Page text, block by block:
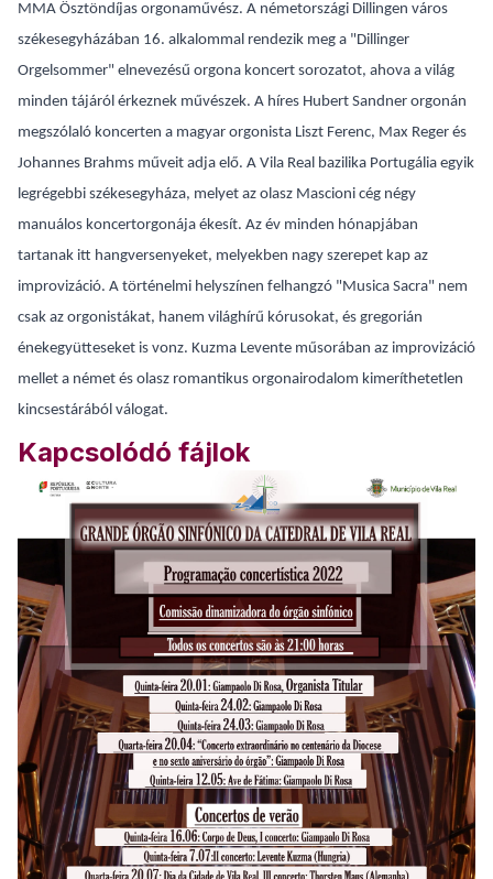
MMA Ösztöndíjas orgonaművész. A németországi Dillingen város
székesegyházában 16. alkalommal rendezik meg a "Dillinger
Orgelsommer" elnevezésű orgona koncert sorozatot, ahova a világ
minden tájáról érkeznek művészek. A híres Hubert Sandner orgonán
megszólaló koncerten a magyar orgonista Liszt Ferenc, Max Reger és
Johannes Brahms műveit adja elő. A Vila Real bazilika Portugália egyik
legrégebbi székesegyháza, melyet az olasz Mascioni cég négy
manuálos koncertorgonája ékesít. Az év minden hónapjában
tartanak itt hangversenyeket, melyekben nagy szerepet kap az
improvizáció. A történelmi helyszínen felhangzó "Musica Sacra" nem
csak az orgonistákat, hanem világhírű kórusokat, és gregorián
énekegyütteseket is vonz. Kuzma Levente műsorában az improvizáció
mellet a német és olasz romantikus orgonairodalom kimeríthetetlen
kincsestárából válogat.
Kapcsolódó fájlok